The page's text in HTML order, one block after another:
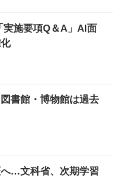
実施要項Q＆A」AI面
書館・博物館は過去
…文科省、次期学習